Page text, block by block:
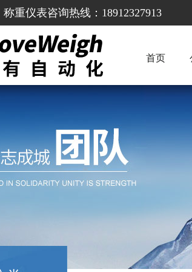
重仪表咨询热线：18912327913
首页